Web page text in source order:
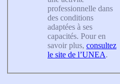
professionnelle dans
des conditions
adaptées à ses
capacités. Pour en
savoir plus, consultez
le site de l’UNEA.